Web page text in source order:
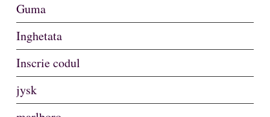
Guma
Inghetata
Inscrie codul
jysk